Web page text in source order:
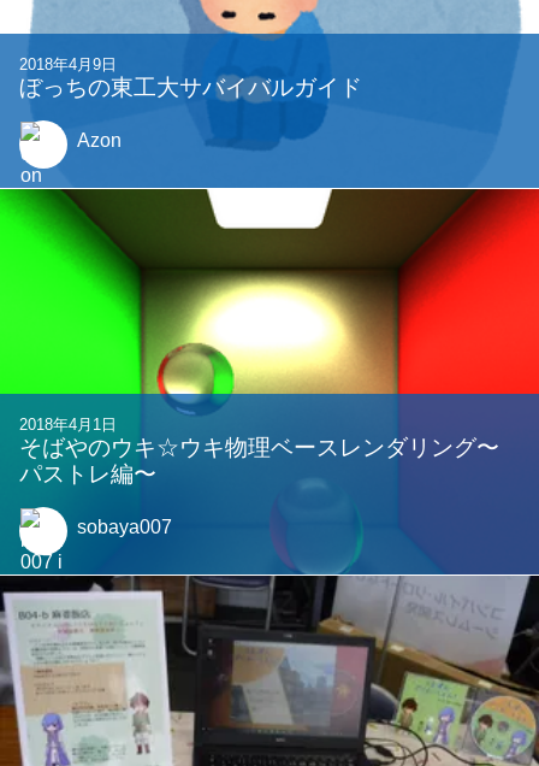
2018年4月9日
ぼっちの東工大サバイバルガイド
Azon
2018年4月1日
そばやのウキ☆ウキ物理ベースレンダリング〜
パストレ編〜
sobaya007